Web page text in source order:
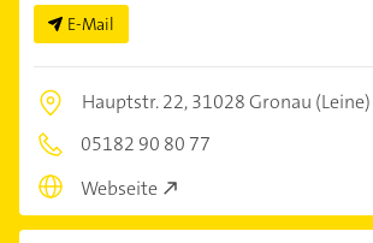
E-Mail
Hauptstr. 22,31028 Gronau (Leine)
05182 90 80 77
Webseite